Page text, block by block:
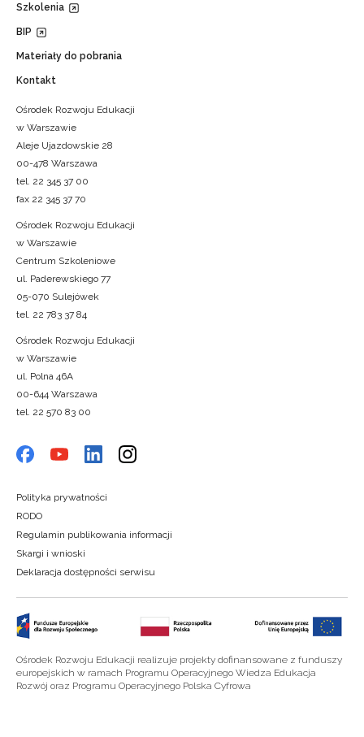
Szkolenia
BIP
Materiały do pobrania
Kontakt
Ośrodek Rozwoju Edukacji
w Warszawie
Aleje Ujazdowskie 28
00-478 Warszawa
tel. 22 345 37 00
fax 22 345 37 70
Ośrodek Rozwoju Edukacji
w Warszawie
Centrum Szkoleniowe
ul. Paderewskiego 77
05-070 Sulejówek
tel. 22 783 37 84
Ośrodek Rozwoju Edukacji
w Warszawie
ul. Polna 46A
00-644 Warszawa
tel. 22 570 83 00
Polityka prywatności
RODO
Regulamin publikowania informacji
Skargi i wnioski
Deklaracja dostępności serwisu
Ośrodek Rozwoju Edukacji realizuje projekty dofinansowane z funduszy
europejskich w ramach Programu Operacyjnego Wiedza Edukacja
Rozwój oraz Programu Operacyjnego Polska Cyfrowa